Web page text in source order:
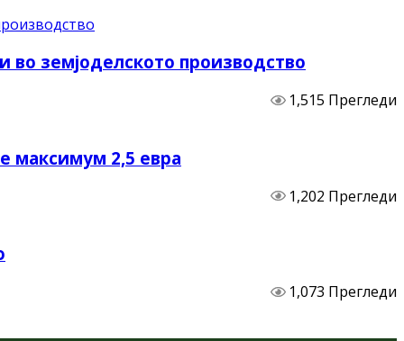
во земјоделското производство
1,515 Прегледи
максимум 2,5 евра
1,202 Прегледи
1,073 Прегледи